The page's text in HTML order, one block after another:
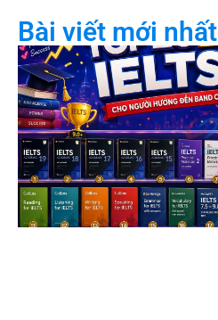
Bài viết mới nhất